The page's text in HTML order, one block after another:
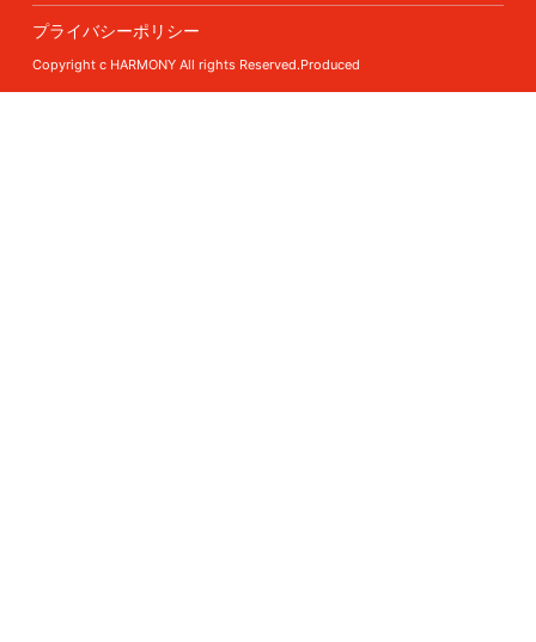
プライバシーポリシー
Copyright c HARMONY All rights Reserved.Produced